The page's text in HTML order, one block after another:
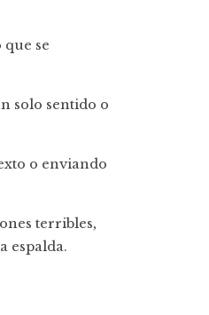
se
solo sentido o
o enviando
terribles,
espalda.